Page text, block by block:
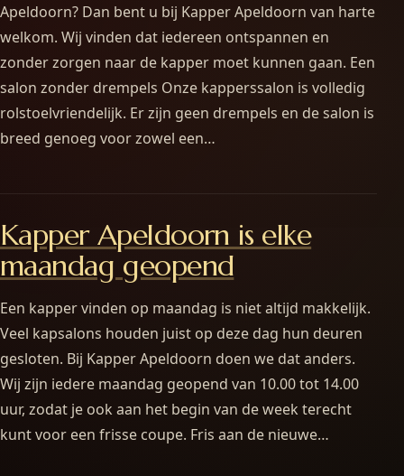
Apeldoorn? Dan bent u bij Kapper Apeldoorn van harte
welkom. Wij vinden dat iedereen ontspannen en
zonder zorgen naar de kapper moet kunnen gaan. Een
salon zonder drempels Onze kapperssalon is volledig
rolstoelvriendelijk. Er zijn geen drempels en de salon is
breed genoeg voor zowel een…
Kapper Apeldoorn is elke
maandag geopend
Een kapper vinden op maandag is niet altijd makkelijk.
Veel kapsalons houden juist op deze dag hun deuren
gesloten. Bij Kapper Apeldoorn doen we dat anders.
Wij zijn iedere maandag geopend van 10.00 tot 14.00
uur, zodat je ook aan het begin van de week terecht
kunt voor een frisse coupe. Fris aan de nieuwe…